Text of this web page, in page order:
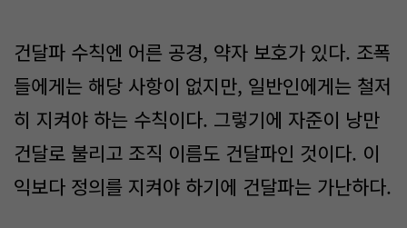
건달파 수칙엔 어른 공경, 약자 보호가 있다. 조폭
들에게는 해당 사항이 없지만, 일반인에게는 철저
히 지켜야 하는 수칙이다. 그렇기에 자준이 낭만
건달로 불리고 조직 이름도 건달파인 것이다. 이
익보다 정의를 지켜야 하기에 건달파는 가난하다.